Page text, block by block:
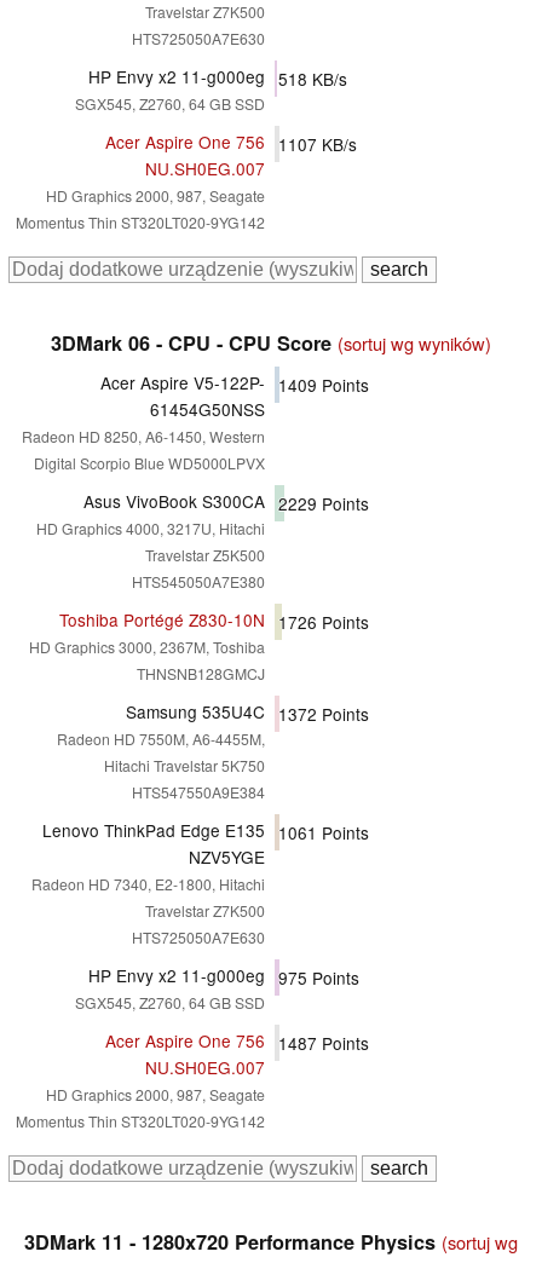
Travelstar Z7K500
HTS725050A7E630
HP Envy x2 11-g000eg
SGX545, Z2760, 64 GB SSD
518 KB/s
Acer Aspire One 756
NU.SH0EG.007
HD Graphics 2000, 987, Seagate
Momentus Thin ST320LT020-9YG142
1107 KB/s
3DMark 06 - CPU - CPU Score (sortuj wg wyników)
Acer Aspire V5-122P-
61454G50NSS
Radeon HD 8250, A6-1450, Western
Digital Scorpio Blue WD5000LPVX
1409 Points
Asus VivoBook S300CA
HD Graphics 4000, 3217U, Hitachi
Travelstar Z5K500
HTS545050A7E380
2229 Points
Toshiba Portégé Z830-10N
HD Graphics 3000, 2367M, Toshiba
THNSNB128GMCJ
1726 Points
Samsung 535U4C
Radeon HD 7550M, A6-4455M,
Hitachi Travelstar 5K750
HTS547550A9E384
1372 Points
Lenovo ThinkPad Edge E135
NZV5YGE
Radeon HD 7340, E2-1800, Hitachi
Travelstar Z7K500
HTS725050A7E630
1061 Points
HP Envy x2 11-g000eg
SGX545, Z2760, 64 GB SSD
975 Points
Acer Aspire One 756
NU.SH0EG.007
HD Graphics 2000, 987, Seagate
Momentus Thin ST320LT020-9YG142
1487 Points
3DMark 11 - 1280x720 Performance Physics (sortuj wg